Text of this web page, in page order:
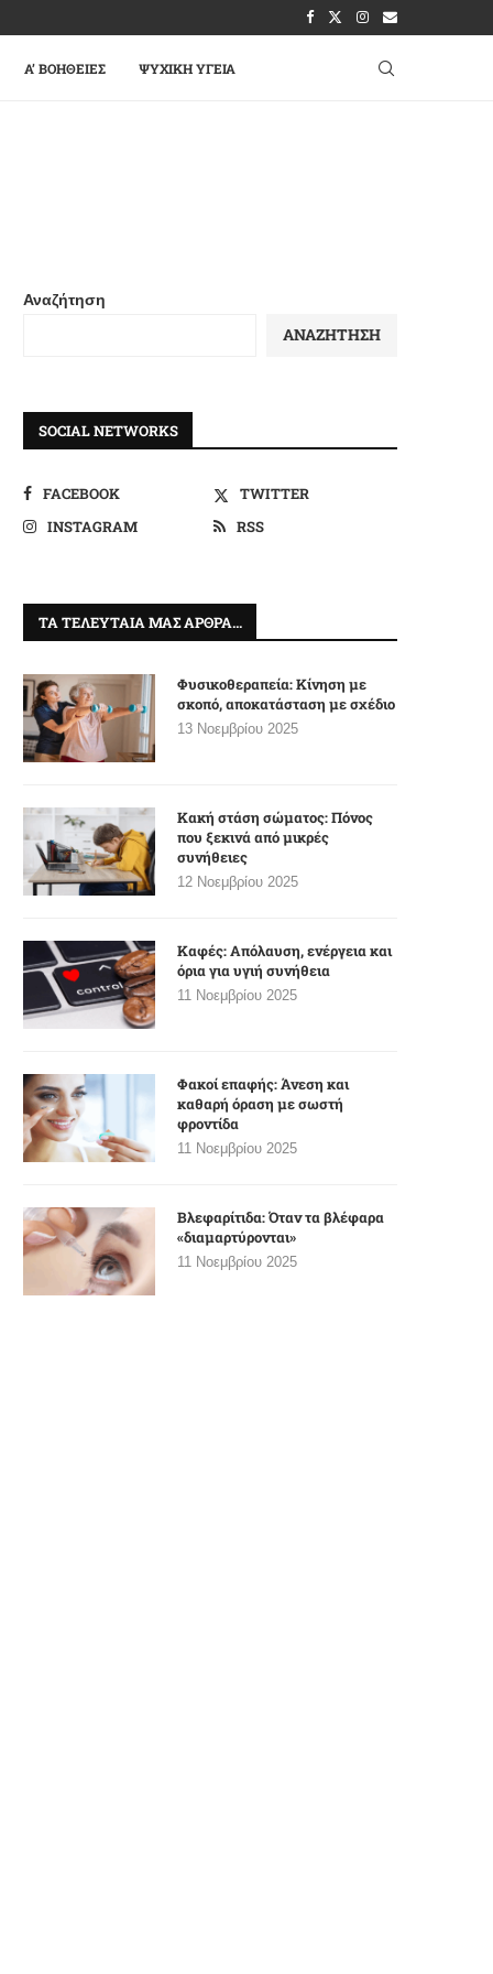
A’ ΒΟΉΘΕΙΕΣ ΨΥΧΙΚΉ ΥΓΕΊΑ
Αναζήτηση
ΑΝΑΖΉΤΗΣΗ
SOCIAL NETWORKS
FACEBOOK
TWITTER
INSTAGRAM
RSS
ΤΑ ΤΕΛΕΥΤΑΊΑ ΜΑΣ ΆΡΘΡΑ…
Φυσικοθεραπεία: Κίνηση με
σκοπό, αποκατάσταση με σχέδιο
13 Νοεμβρίου 2025
Κακή στάση σώματος: Πόνος
που ξεκινά από μικρές
συνήθειες
12 Νοεμβρίου 2025
Καφές: Απόλαυση, ενέργεια και
όρια για υγιή συνήθεια
11 Νοεμβρίου 2025
Φακοί επαφής: Άνεση και
καθαρή όραση με σωστή
φροντίδα
11 Νοεμβρίου 2025
Βλεφαρίτιδα: Όταν τα βλέφαρα
«διαμαρτύρονται»
11 Νοεμβρίου 2025